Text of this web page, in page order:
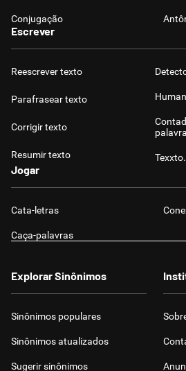
Conjugação
Escrever
Reescrever texto
Parafrasear texto
Corrigir texto
Resumir texto
Jogar
Cata-letras
Caça-palavras
Explorar Sinônimos
Sinônimos populares
Sinônimos atualizados
Sugerir sinônimos